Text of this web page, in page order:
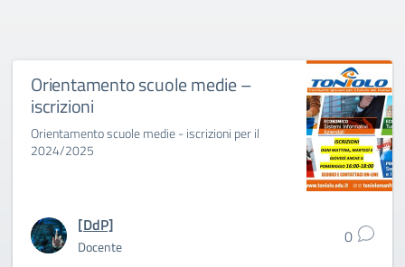
Orientamento scuole medie –
iscrizioni
Orientamento scuole medie - iscrizioni per il
2024/2025
[DdP]
Docente 0